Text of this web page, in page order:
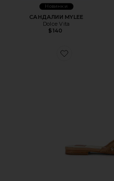
Новинки
САНДАЛИИ MYLEE
Dolce Vita
$140
Favorite